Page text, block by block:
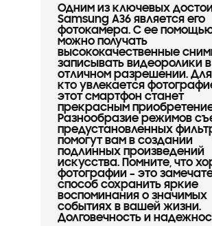
Одним из ключевых
Samsung A36 является его
фотокамера. С ее
можно получать
высококачественные
записывать видеоролики в
отличном разрешении. Для
кто увлекается
этот смартфон станет
прекрасным
Разнообразие режимов
предустановленных
помогут вам в создании
подлинных произведений
искусства. Помните, что
фотографии – это
способ сохранить яркие
воспоминания о значимых
событиях в вашей жизни.
Долговечность и